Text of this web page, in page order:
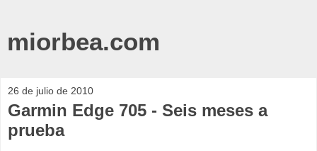
miorbea.com
26 de julio de 2010
Garmin Edge 705 - Seis meses a
prueba